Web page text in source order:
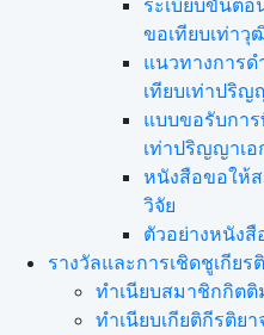
ระเบียบขั้นตอ
ขอเทียบเท่า
แนวทางการ
เทียบเท่าปริญ
แบบขอรับกา
เท่าปริญญาเอ
หนังสือขอให้
วิจัย
ตัวอย่างหนัง
รางวัลและการเชิดชูเกียรติ
ทำเนียบสมาชิกกิต
ทำเนียบเกียติกีรติย